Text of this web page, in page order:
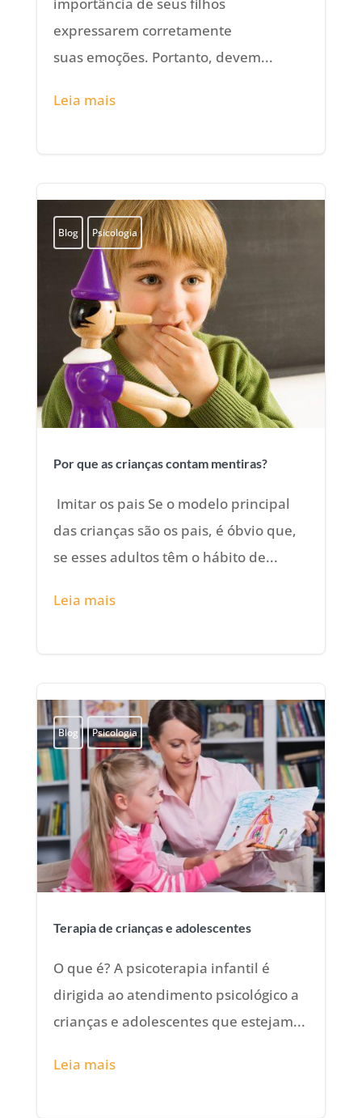
expressarem corretamente
suas emoções. Portanto, devem...
Leia mais
Blog Psicologia
Por que as crianças contam mentiras?
Imitar os pais Se o modelo principal
das crianças são os pais, é óbvio que,
se esses adultos têm o hábito de...
Leia mais
Blog Psicologia
Terapia de crianças e adolescentes
O que é? A psicoterapia infantil é
dirigida ao atendimento psicológico a
crianças e adolescentes que estejam...
Leia mais